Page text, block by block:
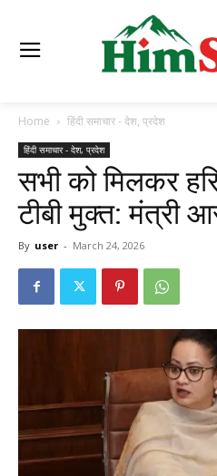
Home हिंदी समाचार - देश, प्रदेश
हिंदी समाचार - देश, प्रदेश
सभी को मिलकर
टीबी मुक्त: मंत्री
By user - March 24, 2026